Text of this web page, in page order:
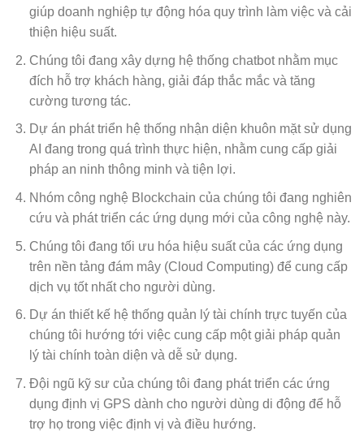
giúp doanh nghiệp tự động hóa quy trình làm việc và cải
thiện hiệu suất.
Chúng tôi đang xây dựng hệ thống chatbot nhằm mục
đích hỗ trợ khách hàng, giải đáp thắc mắc và tăng
cường tương tác.
Dự án phát triển hệ thống nhận diện khuôn mặt sử dụng
AI đang trong quá trình thực hiện, nhằm cung cấp giải
pháp an ninh thông minh và tiện lợi.
Nhóm công nghệ Blockchain của chúng tôi đang nghiên
cứu và phát triển các ứng dụng mới của công nghệ này.
Chúng tôi đang tối ưu hóa hiệu suất của các ứng dụng
trên nền tảng đám mây (Cloud Computing) để cung cấp
dịch vụ tốt nhất cho người dùng.
Dự án thiết kế hệ thống quản lý tài chính trực tuyến của
chúng tôi hướng tới việc cung cấp một giải pháp quản
lý tài chính toàn diện và dễ sử dụng.
Đội ngũ kỹ sư của chúng tôi đang phát triển các ứng
dụng định vị GPS dành cho người dùng di động để hỗ
trợ họ trong việc định vị và điều hướng.